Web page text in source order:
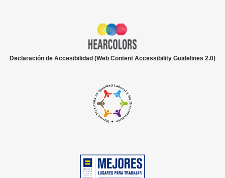
Declaración de Accesibilidad (Web Content Accessibility Guidelines 2.0)